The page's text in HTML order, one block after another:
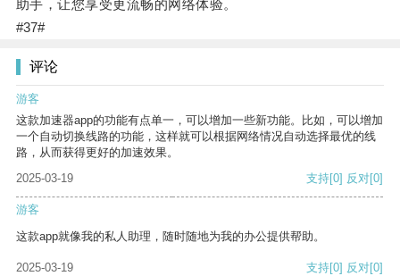
助手，让您享受更流畅的网络体验。
#37#
评论
游客
这款加速器app的功能有点单一，可以增加一些新功能。比如，可以增加
一个自动切换线路的功能，这样就可以根据网络情况自动选择最优的线
路，从而获得更好的加速效果。
2025-03-19
支持[0] 反对[0]
游客
这款app就像我的私人助理，随时随地为我的办公提供帮助。
2025-03-19 支持[0] 反对[0]